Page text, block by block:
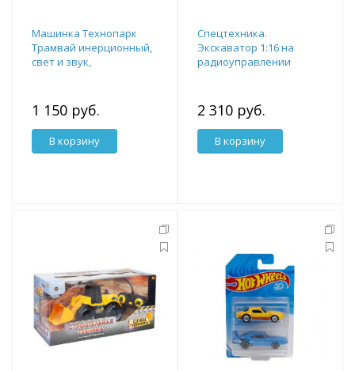
Машинка Технопарк
Трамвай инерционный,
свет и звук,
1 150 руб.
В корзину
Спецтехника.
Экскаватор 1:16 на
радиоуправлении
2 310 руб.
В корзину